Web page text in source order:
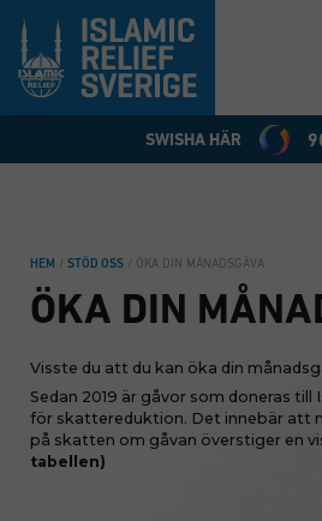
SWISHA HÄR
HEM / STÖD OSS / ÖKA DIN MÅNADSGÅVA
ÖKA DIN
Visste du att du kan öka din
Sedan 2019 är gåvor som doneras till
för skattereduktion. Det innebär att
på skatten om gåvan överstiger en
tabellen)